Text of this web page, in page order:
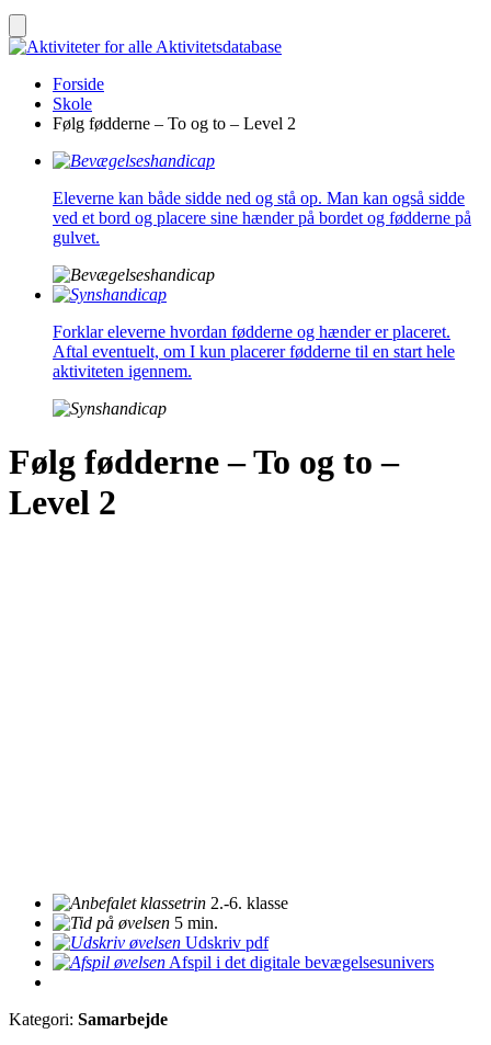
Aktivitetsdatabase
Forside
Skole
Følg fødderne – To og to – Level 2
Eleverne kan både sidde ned og stå op. Man kan også sidde
ved et bord og placere sine hænder på bordet og fødderne på
gulvet.
Forklar eleverne hvordan fødderne og hænder er placeret.
Aftal eventuelt, om I kun placerer fødderne til en start hele
aktiviteten igennem.
Følg fødderne – To og to –
Level 2
2.-6. klasse
5 min.
Udskriv pdf
Afspil i det digitale bevægelsesunivers
Kategori: Samarbejde